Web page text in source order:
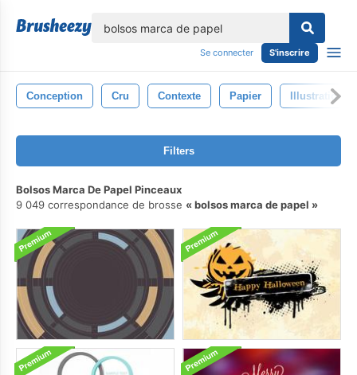
Se connecter S'inscrire
Conception Cru Contexte Papier Illustration
Filters
Bolsos Marca De Papel Pinceaux
9 049 correspondance de brosse
bolsos marca de papel